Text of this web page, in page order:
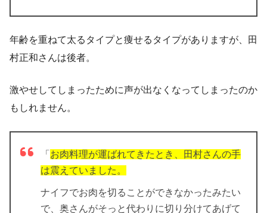
年齢を重ねて太るタイプと痩せるタイプがありますが、田
村正和さんは後者。
激やせしてしまったために声が出なくなってしまったのか
もしれません。
「 お肉料理が運ばれてきたとき、田村さんの手
は震えていました。
ナイフでお肉を切ることができなかったみたい
で、奥さんがそっと代わりに切り分けてあげて